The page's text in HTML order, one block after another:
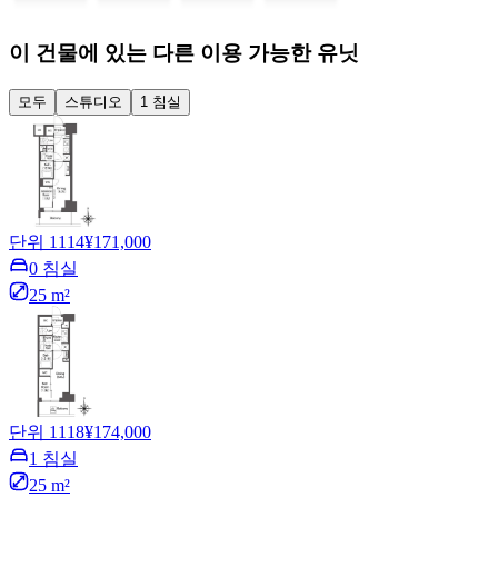
이 건물에 있는 다른 이용 가능한 유닛
모두 스튜디오 1 침실
단위 1114¥171,000
0 침실
25 m²
단위 1118¥174,000
1 침실
25 m²